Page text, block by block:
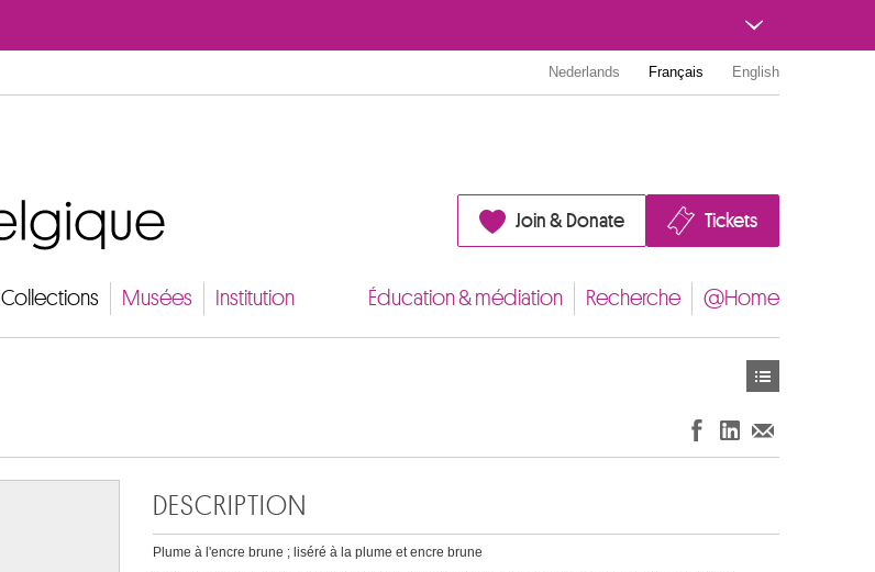
Nederlands Français English
Join & Donate Tickets
Collections Musées Institution Éducation & médiation Recherche @Home
DESCRIPTION
Plume à l'encre brune ; liséré à la plume et encre brune